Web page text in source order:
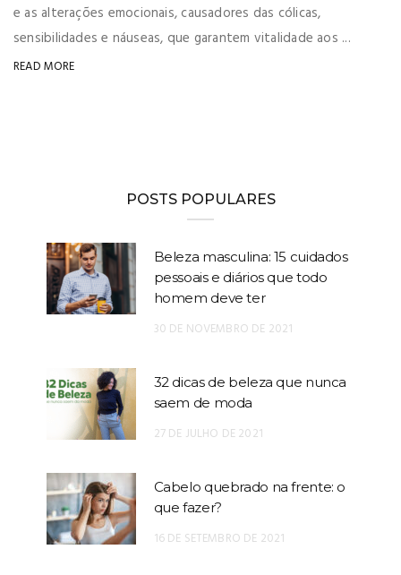
e as alterações emocionais, causadores das cólicas,
sensibilidades e náuseas, que garantem vitalidade aos ...
READ MORE
POSTS POPULARES
Beleza masculina: 15 cuidados
pessoais e diários que todo
homem deve ter
30 DE NOVEMBRO DE 2021
32 dicas de beleza que nunca
saem de moda
27 DE JULHO DE 2021
Cabelo quebrado na frente: o
que fazer?
16 DE SETEMBRO DE 2021